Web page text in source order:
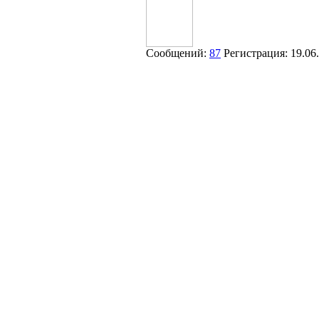
Сообщений: 87 Регистрация: